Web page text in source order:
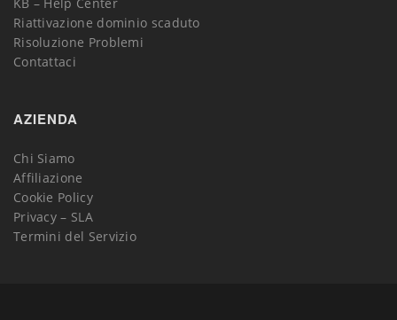
Riattivazione dominio scaduto
Risoluzione Problemi
Contattaci
AZIENDA
Chi Siamo
Affiliazione
Cookie Policy
Privacy – SLA
Termini del Servizio